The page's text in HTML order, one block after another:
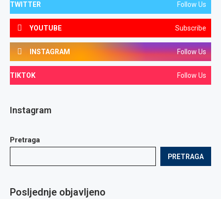
TWITTER Follow Us
YOUTUBE Subscribe
INSTAGRAM Follow Us
TIKTOK Follow Us
Instagram
Pretraga
PRETRAGA
Posljednje objavljeno